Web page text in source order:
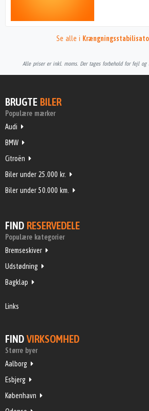
Se alle i
Alle priser er inkl. moms. Der tages forbehold for fejl og
BRUGTE BILER
Populære mærker
Audi
BMW
Citroën
Biler under 25.000 kr.
Biler under 50.000 km.
FIND RESERVEDELE
Populære kategorier
Bremseskiver
Udstødning
Bagklap
Links
FIND VIRKSOMHED
Større byer
Aalborg
Esbjerg
København